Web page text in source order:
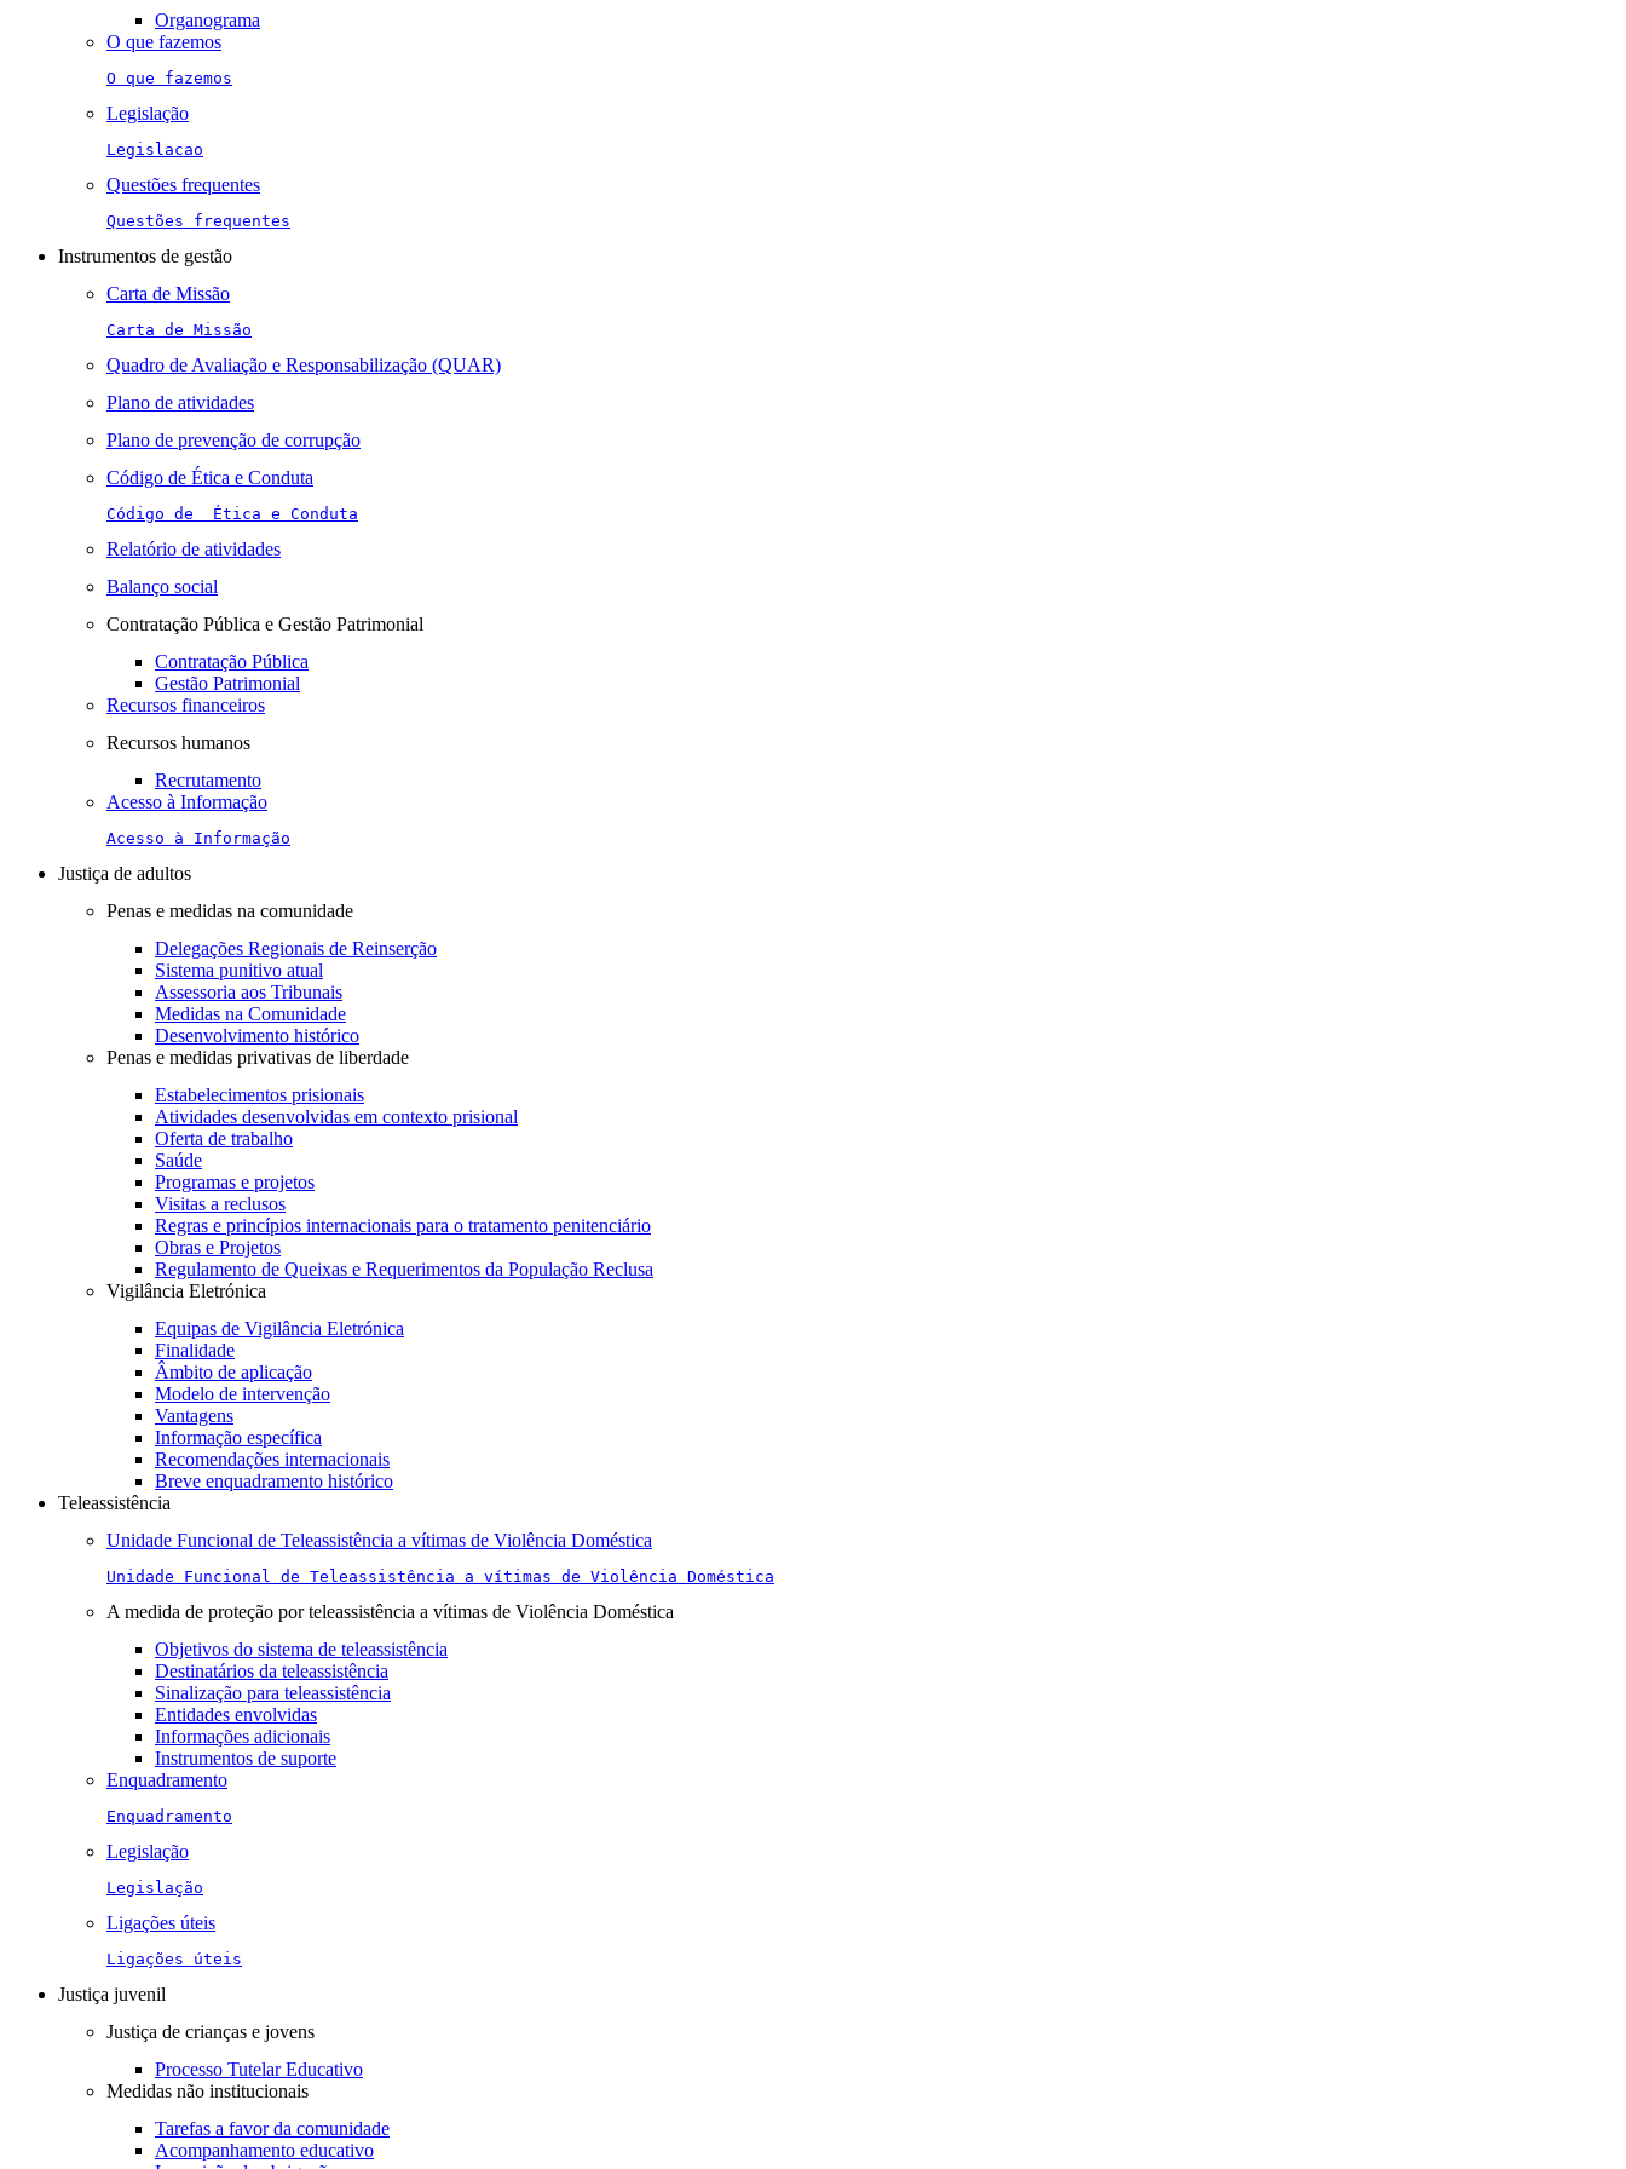
Organograma
O que fazemos
O que fazemos
Legislação
Legislacao
Questões frequentes
Questões frequentes
Instrumentos de gestão
Carta de Missão
Carta de Missão
Quadro de Avaliação e Responsabilização (QUAR)
Plano de atividades
Plano de prevenção de corrupção
Código de Ética e Conduta
Código de  Ética e Conduta
Relatório de atividades
Balanço social
Contratação Pública e Gestão Patrimonial
Contratação Pública
Gestão Patrimonial
Recursos financeiros
Recursos humanos
Recrutamento
Acesso à Informação
Acesso à Informação
Justiça de adultos
Penas e medidas na comunidade
Delegações Regionais de Reinserção
Sistema punitivo atual
Assessoria aos Tribunais
Medidas na Comunidade
Desenvolvimento histórico
Penas e medidas privativas de liberdade
Estabelecimentos prisionais
Atividades desenvolvidas em contexto prisional
Oferta de trabalho
Saúde
Programas e projetos
Visitas a reclusos
Regras e princípios internacionais para o tratamento penitenciário
Obras e Projetos
Regulamento de Queixas e Requerimentos da População Reclusa
Vigilância Eletrónica
Equipas de Vigilância Eletrónica
Finalidade
Âmbito de aplicação
Modelo de intervenção
Vantagens
Informação específica
Recomendações internacionais
Breve enquadramento histórico
Teleassistência
Unidade Funcional de Teleassistência a vítimas de Violência Doméstica
Unidade Funcional de Teleassistência a vítimas de Violência Doméstica
A medida de proteção por teleassistência a vítimas de Violência Doméstica
Objetivos do sistema de teleassistência
Destinatários da teleassistência
Sinalização para teleassistência
Entidades envolvidas
Informações adicionais
Instrumentos de suporte
Enquadramento
Enquadramento
Legislação
Legislação
Ligações úteis
Ligações úteis
Justiça juvenil
Justiça de crianças e jovens
Processo Tutelar Educativo
Medidas não institucionais
Tarefas a favor da comunidade
Acompanhamento educativo